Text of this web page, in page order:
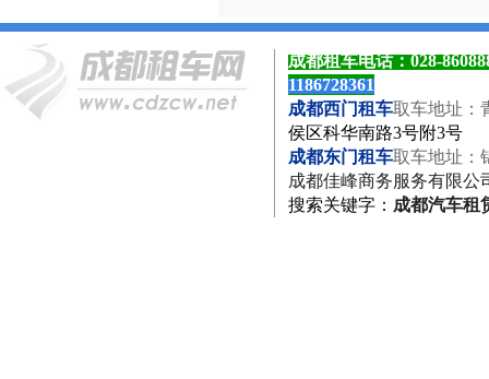
成都租车电话：028-
1186728361
成都西门租车取车地址
侯区科华南路3号附3号
成都东门租车取车地址
成都佳峰商务服务有限公
搜索关键字 ： 成都汽车租